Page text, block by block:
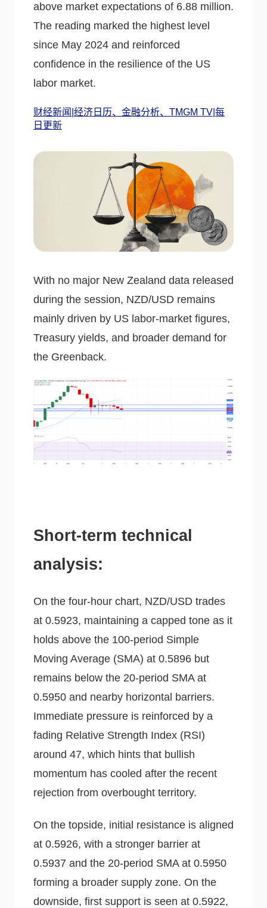
above market expectations of 6.88 million.
The reading marked the highest level
since May 2024 and reinforced
confidence in the resilience of the US
labor market.
财经新闻|经济日历、金融分析、TMGM TV|每
日更新
With no major New Zealand data released
during the session, NZD/USD remains
mainly driven by US labor-market figures,
Treasury yields, and broader demand for
the Greenback.
Short-term technical
analysis:
On the four-hour chart, NZD/USD trades
at 0.5923, maintaining a capped tone as it
holds above the 100-period Simple
Moving Average (SMA) at 0.5896 but
remains below the 20-period SMA at
0.5950 and nearby horizontal barriers.
Immediate pressure is reinforced by a
fading Relative Strength Index (RSI)
around 47, which hints that bullish
momentum has cooled after the recent
rejection from overbought territory.
On the topside, initial resistance is aligned
at 0.5926, with a stronger barrier at
0.5937 and the 20-period SMA at 0.5950
forming a broader supply zone. On the
downside, first support is seen at 0.5922,